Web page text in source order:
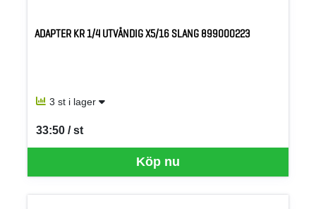
ADAPTER KR 1/4 UTVÄNDIG X5/16 SLANG 899000223
3 st i lager
Köp nu
33:50 / st
SEK per ST